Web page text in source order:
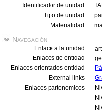
Identificador de unidad
Tipo de unidad
Materialidad
Navegación
Enlace a la unidad
Enlaces de entidad
Enlaces orientados entidad
External links
Enlaces partonomicos